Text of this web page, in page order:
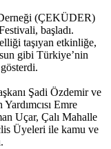
(ÇEKÜDER)
başladı.
taşıyan etkinliğe,
gibi Türkiye’nin
Şadi Özdemir ve
Emre
Uçar, Çalı Mahalle
Üyeleri ile kamu ve